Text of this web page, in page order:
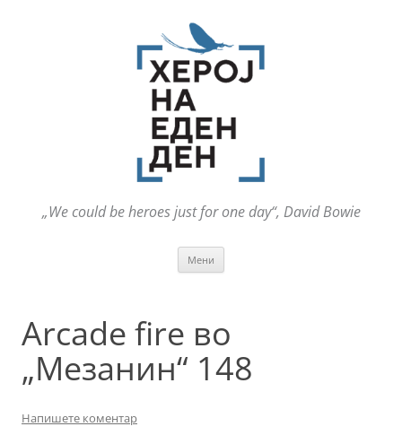
„We could be heroes just for one day“, David Bowie
Мени
Arcade fire во
„Мезанин“ 148
Напишете коментар